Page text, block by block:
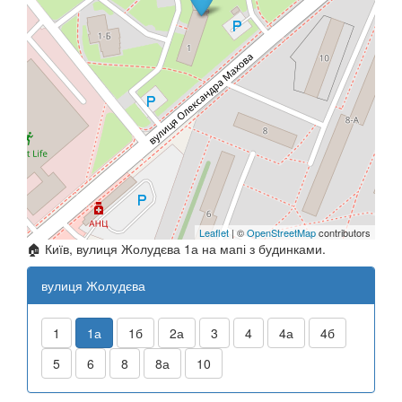
Leaflet | ©OpenStreetMapcontributors
🏠 Київ, вулиця Жолудєва 1а на мапі з будинками.
вулиця Жолудєва
1 1а 1б 2а 3 4 4а
4б
5
6 8 8а 10